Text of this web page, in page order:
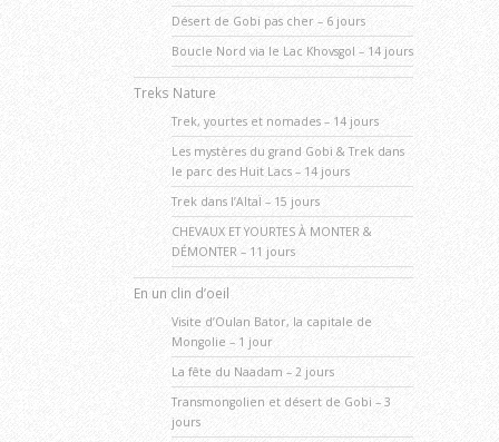
Désert de Gobi pas cher – 6 jours
Boucle Nord via le Lac Khovsgol – 14 jours
Treks Nature
Trek, yourtes et nomades – 14 jours
Les mystères du grand Gobi & Trek dans
le parc des Huit Lacs – 14 jours
Trek dans l’AltaÏ – 15 jours
CHEVAUX ET YOURTES À MONTER &
DÉMONTER – 11 jours
En un clin d’oeil
Visite d’Oulan Bator, la capitale de
Mongolie – 1 jour
La fête du Naadam – 2 jours
Transmongolien et désert de Gobi – 3
jours